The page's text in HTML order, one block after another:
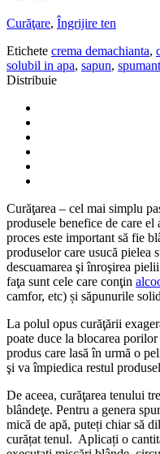
Curăţare, Îngrijire ten
Etichete crema demachianta,
solubil in apa, sapun,
Distribuie
Curăţarea – cel mai simplu
produsele benefice de care
proces este important să fie
produselor care usucă pielea
descuamarea şi înroşirea
faţa sunt cele care conţin
camfor, etc) și săpunurile
La polul opus curăţării
poate duce la blocarea
produs care lasă în urmă o
şi va împiedica restul
De aceea, curăţarea tenului
blândeţe. Pentru a genera
mică de apă, puteți chiar să
curățat tenul. Aplicați o